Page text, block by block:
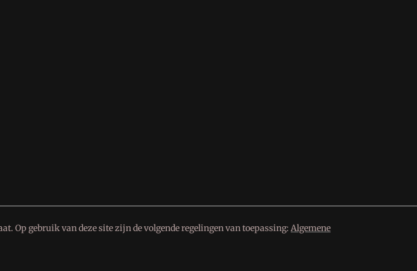
Op gebruik van deze site zijn de volgende regelingen van toepassing: Algemene